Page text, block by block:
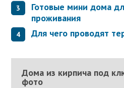
Готовые мини дома
проживания
Для чего проводят
Дома из кирпича под
фото